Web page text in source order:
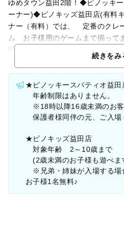
ゆめタウン益田2階！◆ピノッキ
ーナー)◆ピノキッズ益田店(有料
ナー（有料）では、 定番のクレ
ム お子様用のゲームまで揃って
開催中！★メダルゲーム★キッズ
続きをみ
★ピノッキースパティオ益田
年齢制限はありません。
※18時以降16歳未満のお客
保護者様同伴の元、ご入場
★ピノキッズ益田店
対象年齢 2～10歳まで
(2歳未満のお子様も遊べま
※兄弟・姉妹が入場する場
お子様1名無料♪